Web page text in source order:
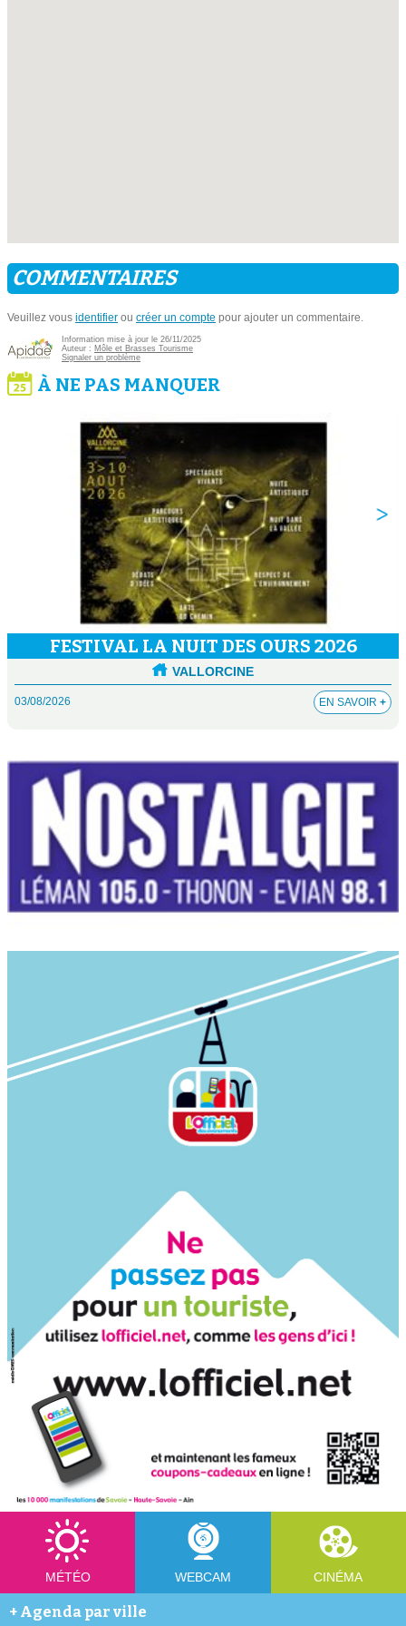
COMMENTAIRES
Veuillez vous identifier ou créer un compte pour ajouter un commentaire.
Information mise à jour le 26/11/2025
Auteur : Môle et Brasses Tourisme
Signaler un problème
À NE PAS MANQUER
FESTIVAL LA NUIT DES OURS 2026
VALLORCINE
03/08/2026 EN SAVOIR +
MÉTÉO WEBCAM CINÉMA
+ Agenda par ville